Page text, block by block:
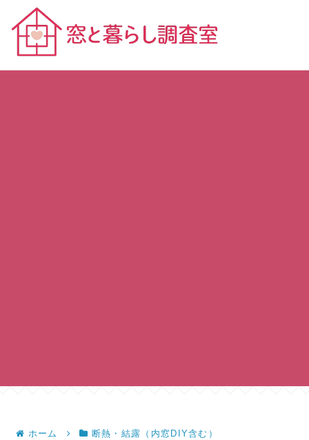
ホーム 断熱・結露（内窓DIY含む）